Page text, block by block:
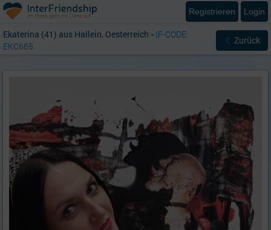
Ekaterina (41) aus Hallein, Oesterreich - IF-CODE:
EKC665
Zurück
Registrieren Login